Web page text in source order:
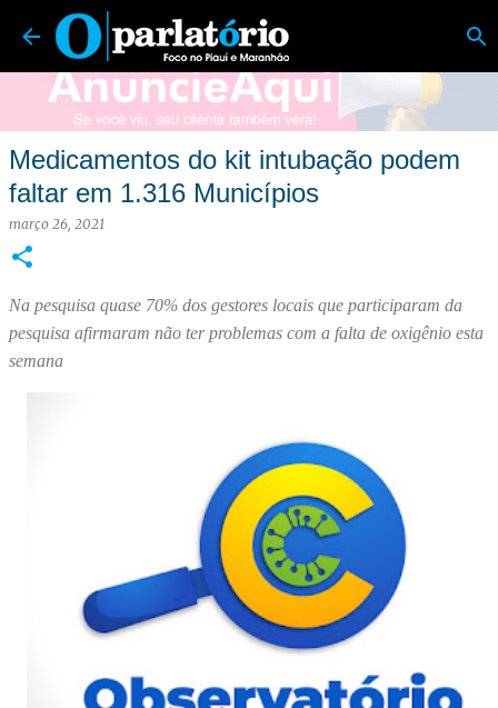
Pular para o conteúdo principal
O Parlatório | Foco no Piauí e Maranhão
Medicamentos do kit intubação podem
faltar em 1.316 Municípios
março 26, 2021
Na pesquisa quase 70% dos gestores locais que participaram da
pesquisa afirmaram não ter problemas com a falta de oxigênio esta
semana